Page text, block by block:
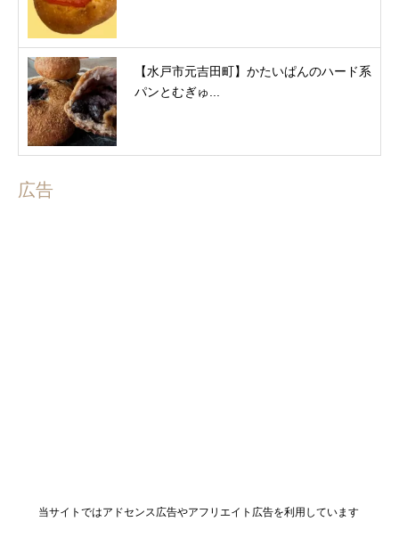
【水戸市元吉田町】かたいぱんのハード系
パンとむぎゅ...
広告
当サイトではアドセンス広告やアフリエイト広告を利用しています